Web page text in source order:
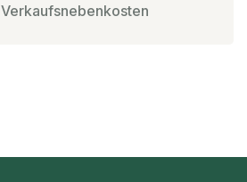
Verkaufsnebenkosten